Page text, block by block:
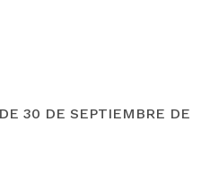
30 DE SEPTIEMBRE DE